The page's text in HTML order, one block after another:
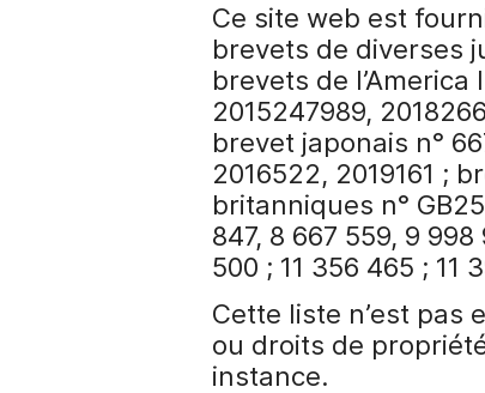
Ce site web est
brevets de diverses
brevets de
2015247989,
brevet japonais n°
2016522, 2019161 ;
britanniques n°
847, 8 667 559, 9 998
500 ; 11 356 465 ; 11
Cette liste n’est
ou droits de
instance.